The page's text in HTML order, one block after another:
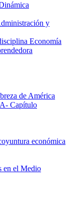
y
Economía
de América
Capítulo
económica
en el Medio